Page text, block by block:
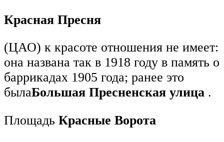
Красная Пресня
(ЦАО) к красоте отношения не имеет:
она названа так в 1918 году в память о
баррикадах 1905 года; ранее это
былаБольшая Пресненская улица .
Площадь Красные Ворота